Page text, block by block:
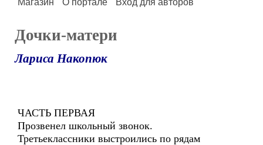
Магазин
О портале Вход для авторов
Дочки-матери
Лариса Накопюк
ЧАСТЬ ПЕРВАЯ
Прозвенел школьный звонок.
Третьеклассники выстроились по рядам